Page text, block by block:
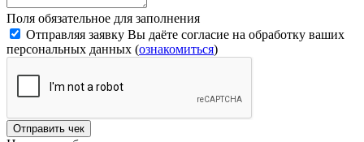
Поля обязательное для заполнения
Отправляя заявку Вы даёте согласие на обработку ваших
персональных данных (ознакомиться)
Отправить чек